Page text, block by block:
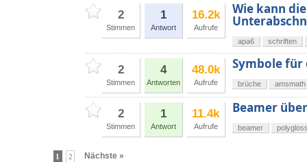
2
Stimmen
1
Antwort
16.2k
Aufrufe
Wie kann
apa6 schriften
2
Stimmen
4
Antworten
48.0k
Aufrufe
Symbole für
brüche amsmath
2
Stimmen
1
Antwort
11.4k
Aufrufe
Beamer
beamer
1 2 Nächste »